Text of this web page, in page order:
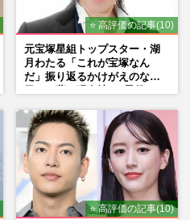
⭐ 高評価の記事(10)
元宝塚星組トップスター・湖
月わたる「これが宝塚なん
だ」振り返るかけがえのない
⭐ 高評価の記事(10)